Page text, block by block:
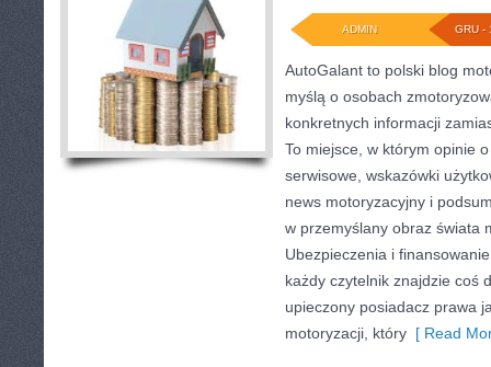
GRU -
ADMIN
AutoGalant to polski blog
myślą o osobach
konkretnych informacji
To miejsce, w którym opinie
serwisowe, wskazówki
news motoryzacyjny i
w przemyślany obraz świata
Ubezpieczenia i
każdy czytelnik znajdzie coś
upieczony posiadacz prawa
motoryzacji, który [ Read